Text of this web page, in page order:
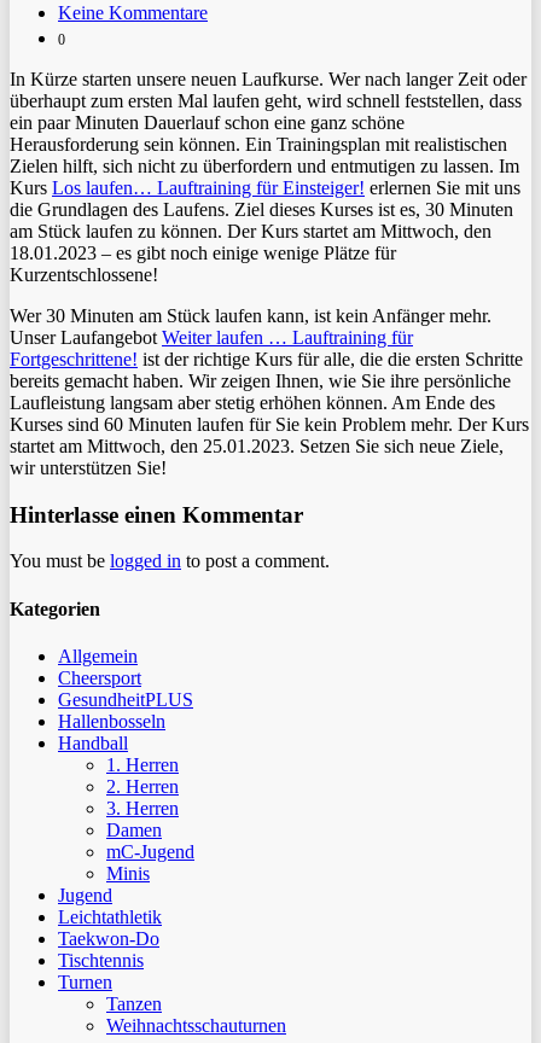
Keine Kommentare
0
In Kürze starten unsere neuen Laufkurse. Wer nach langer Zeit oder
überhaupt zum ersten Mal laufen geht, wird schnell feststellen, dass
ein paar Minuten Dauerlauf schon eine ganz schöne
Herausforderung sein können. Ein Trainingsplan mit realistischen
Zielen hilft, sich nicht zu überfordern und entmutigen zu lassen. Im
Kurs Los laufen… Lauftraining für Einsteiger! erlernen Sie mit uns
die Grundlagen des Laufens. Ziel dieses Kurses ist es, 30 Minuten
am Stück laufen zu können. Der Kurs startet am Mittwoch, den
18.01.2023 – es gibt noch einige wenige Plätze für
Kurzentschlossene!
Wer 30 Minuten am Stück laufen kann, ist kein Anfänger mehr.
Unser Laufangebot Weiter laufen … Lauftraining für
Fortgeschrittene! ist der richtige Kurs für alle, die die ersten Schritte
bereits gemacht haben. Wir zeigen Ihnen, wie Sie ihre persönliche
Laufleistung langsam aber stetig erhöhen können. Am Ende des
Kurses sind 60 Minuten laufen für Sie kein Problem mehr. Der Kurs
startet am Mittwoch, den 25.01.2023. Setzen Sie sich neue Ziele,
wir unterstützen Sie!
Hinterlasse einen Kommentar
You must be logged in to post a comment.
Kategorien
Allgemein
Cheersport
GesundheitPLUS
Hallenbosseln
Handball
1. Herren
2. Herren
3. Herren
Damen
mC-Jugend
Minis
Jugend
Leichtathletik
Taekwon-Do
Tischtennis
Turnen
Tanzen
Weihnachtsschauturnen